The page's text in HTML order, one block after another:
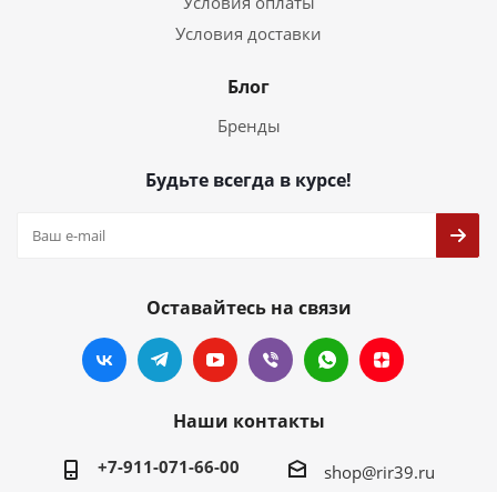
Условия доставки
Блог
Бренды
Будьте всегда в курсе!
Оставайтесь на связи
Наши контакты
+7-911-071-66-00 shop@rir39.ru